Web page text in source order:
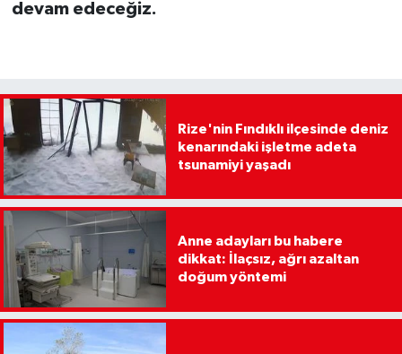
devam edeceğiz.
Rize'nin Fındıklı ilçesinde deniz
kenarındaki işletme adeta
tsunamiyi yaşadı
Anne adayları bu habere
dikkat: İlaçsız, ağrı azaltan
doğum yöntemi